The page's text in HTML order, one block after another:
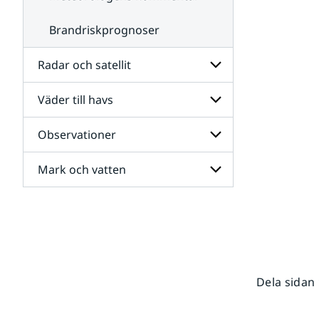
Brandriskprognoser
Radar och satellit
Undersidor
för
Radar
och
satellit
Väder till havs
Undersidor
för
Väder
till
havs
Observationer
Undersidor
för
Mark och vatten
Dela sidan